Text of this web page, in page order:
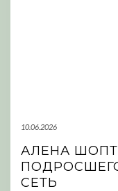
10.06.2026
АЛЕНА
СЕТЬ